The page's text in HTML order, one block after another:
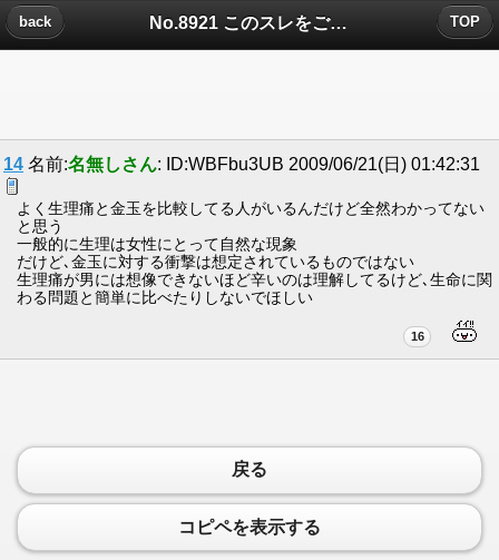
No.8921 このスレをご覧の女性の皆様へ についたコメント
back TOP
14 名前:名無しさん: ID:WBFbu3UB 2009/06/21(日) 01:42:31
よく生理痛と金玉を比較してる人がいるんだけど全然わかってない
と思う
一般的に生理は女性にとって自然な現象
だけど､金玉に対する衝撃は想定されているものではない
生理痛が男には想像できないほど辛いのは理解してるけど､生命に関
わる問題と簡単に比べたりしないでほしい
16
戻る
コピペを表示する